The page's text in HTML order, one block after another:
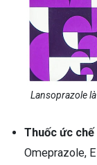
Lansoprazole
Thuốc ức
Omeprazole,